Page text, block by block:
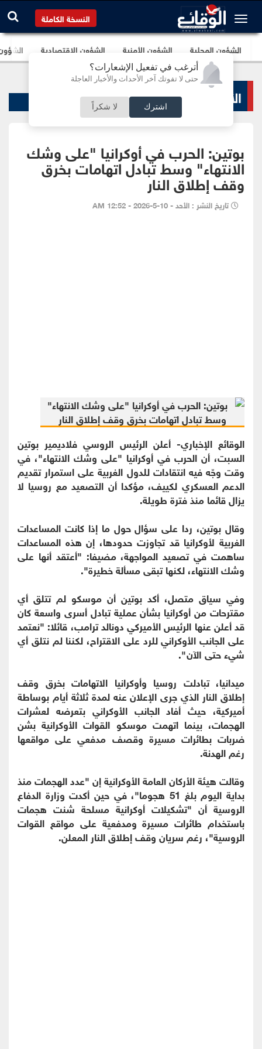
أترغب في تفعيل الإشعارات؟
حتى لا تفوتك آخر الأحداث والأخبار العاجلة
اشترك لا شكراً
النسخة الكاملة
الشؤون المحلية الشؤون الأمنية الشؤون الإقتصادية
الأخبار السياسية
بوتين: الحرب في أوكرانيا "على وشك
الانتهاء" وسط تبادل اتهامات بخرق
وقف إطلاق النار
تاريخ النشر : الأحد - 10-5-2026 - 12:52 AM
الوقائع الإخباري- أعلن الرئيس الروسي فلاديمير بوتين
السبت، أن الحرب في أوكرانيا "على وشك الانتهاء"، في
وقت وجّه فيه انتقادات للدول الغربية على استمرار تقديم
الدعم العسكري لكييف، مؤكدا أن التصعيد مع روسيا لا
يزال قائما منذ فترة طويلة.
وقال بوتين، ردا على سؤال حول ما إذا كانت المساعدات
الغربية لأوكرانيا قد تجاوزت حدودها، إن هذه المساعدات
ساهمت في تصعيد المواجهة، مضيفا: "أعتقد أنها على
وشك الانتهاء، لكنها تبقى مسألة خطيرة".
وفي سياق متصل، أكد بوتين أن موسكو لم تتلق أي
مقترحات من أوكرانيا بشأن عملية تبادل أسرى واسعة كان
قد أعلن عنها الرئيس الأميركي دونالد ترامب، قائلا: "نعتمد
على الجانب الأوكراني للرد على الاقتراح، لكننا لم نتلق أي
شيء حتى الآن".
ميدانيا، تبادلت روسيا وأوكرانيا الاتهامات بخرق وقف
إطلاق النار الذي جرى الإعلان عنه لمدة ثلاثة أيام بوساطة
أميركية، حيث أفاد الجانب الأوكراني بتعرضه لعشرات
الهجمات، بينما اتهمت موسكو القوات الأوكرانية بشن
ضربات بطائرات مسيرة وقصف مدفعي على مواقعها
رغم الهدنة.
وقالت هيئة الأركان العامة الأوكرانية إن "عدد الهجمات منذ
بداية اليوم بلغ 51 هجوما"، في حين أكدت وزارة الدفاع
الروسية أن "تشكيلات أوكرانية مسلحة شنت هجمات
باستخدام طائرات مسيرة ومدفعية على مواقع القوات
الروسية"، رغم سريان وقف إطلاق النار المعلن.